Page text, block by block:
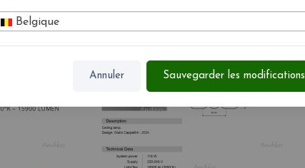
Belgique
Annuler Sauvegarder les modifications